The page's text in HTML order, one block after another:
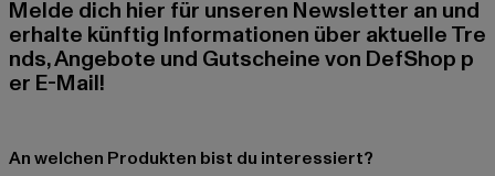
Melde dich hier für unseren Newsletter an und
erhalte künftig Informationen über aktuelle Tre
nds, Angebote und Gutscheine von DefShop p
er E-Mail!
An welchen Produkten bist du interessiert?